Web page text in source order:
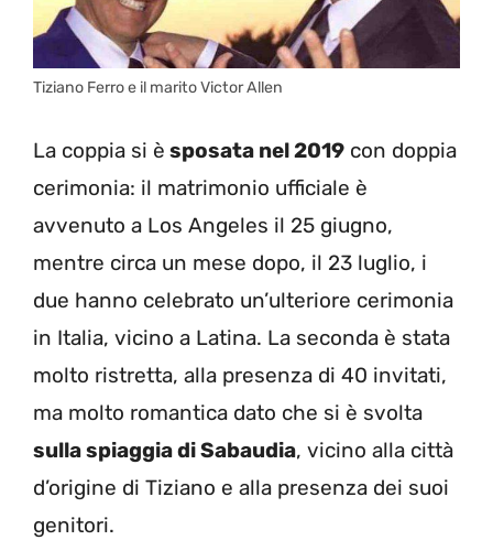
Tiziano Ferro e il marito Victor Allen
La coppia si è sposata nel 2019 con doppia
cerimonia: il matrimonio ufficiale è
avvenuto a Los Angeles il 25 giugno,
mentre circa un mese dopo, il 23 luglio, i
due hanno celebrato un’ulteriore cerimonia
in Italia, vicino a Latina. La seconda è stata
molto ristretta, alla presenza di 40 invitati,
ma molto romantica dato che si è svolta
sulla spiaggia di Sabaudia, vicino alla città
d’origine di Tiziano e alla presenza dei suoi
genitori.